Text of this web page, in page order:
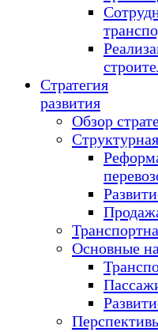
Стратегия
развития
Обзор
Основные